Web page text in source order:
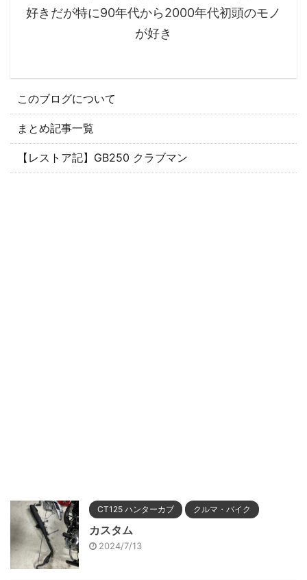
好きだが特に90年代から2000年代初頭のモノ
が好き
このブログについて
まとめ記事一覧
【レストア記】GB250 クラブマン
CT125 ハンターカブ クルマ・バイク
カスタム
2024/7/13